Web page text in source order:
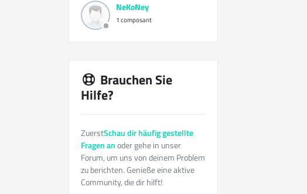
NeKoNey
1 composant
Brauchen Sie
Hilfe?
ZuerstSchau dir häufig gestellte
Fragen anoder gehe in unser
Forum, um uns von deinem Problem
zu berichten. Genieße eine aktive
Community, die dir hilft!